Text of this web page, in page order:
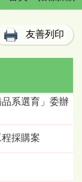
友善列印
系選育」委辦
程採購案